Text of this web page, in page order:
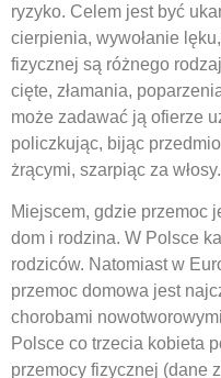
ryzyko. Celem jest być
cierpienia, wywołanie
fizycznej są różnego
cięte, złamania,
może zadawać ją ofierze
policzkując, bijąc
żrącymi, szarpiąc za włosy.
Miejscem, gdzie przemoc
dom i rodzina. W Polsce
rodziców. Natomiast w
przemoc domowa jest
chorobami
Polsce co trzecia kobieta
przemocy fizycznej (dane